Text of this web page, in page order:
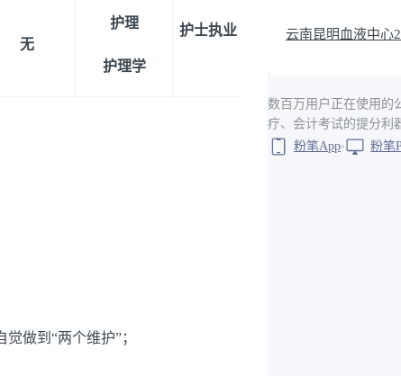
无
护理
护理学
护士执业证书或护士执业资格考试
做到“两个维护”；
云南昆明血液中心
数百万用户正在使用的
疗、会计考试的提分利
粉笔App
粉笔